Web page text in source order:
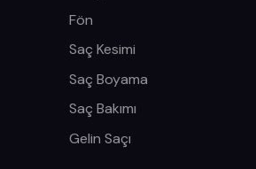
Fön
Saç Kesimi
Saç Boyama
Saç Bakımı
Gelin Saçı